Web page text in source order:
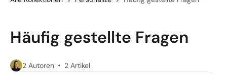
Häufig gestellte Fragen
2 Autoren 2 Artikel